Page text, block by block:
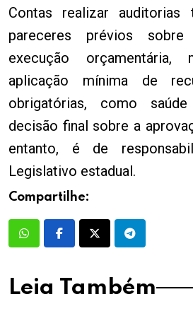
Contas realizar
pareceres prévios
execução
aplicação mínima de
obrigatórias, como
decisão final sobre a
entanto, é de
Legislativo estadual.
Compartilhe:
Leia Também